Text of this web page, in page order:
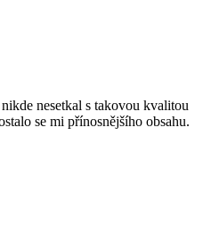
nesetkal s takovou kvalitou
se mi přínosnějšího obsahu.